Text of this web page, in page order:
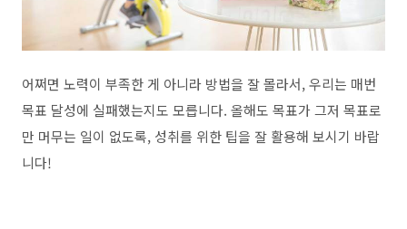
어쩌면 노력이 부족한 게 아니라 방법을 잘 몰라서, 우리는 매번
목표 달성에 실패했는지도 모릅니다. 올해도 목표가 그저 목표로
만 머무는 일이 없도록, 성취를 위한 팁을 잘 활용해 보시기 바랍
니다!